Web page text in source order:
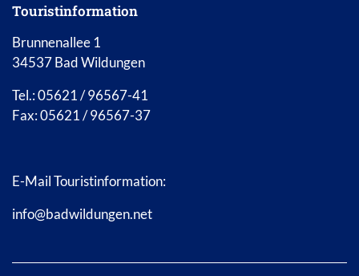
Touristinformation
Brunnenallee 1
34537 Bad Wildungen
Tel.: 05621 / 96567-41
Fax: 05621 / 96567-37
E-Mail Touristinformation:
info@badwildungen.net